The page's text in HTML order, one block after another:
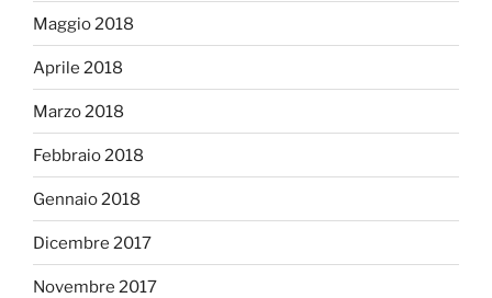
Maggio 2018
Aprile 2018
Marzo 2018
Febbraio 2018
Gennaio 2018
Dicembre 2017
Novembre 2017